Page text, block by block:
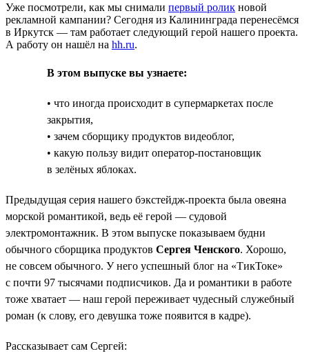
Уже посмотрели, как мы снимали первый ролик новой
рекламной кампании? Сегодня из Калининграда перенесёмся
в Иркутск — там работает следующий герой нашего проекта.
А работу он нашёл на hh.ru.
В этом выпуске вы узнаете:
• что иногда происходит в супермаркетах после
закрытия,
• зачем сборщику продуктов видеоблог,
• какую пользу видит оператор-постановщик
в зелёных яблоках.
Предыдущая серия нашего бэкстейдж-проекта была овеяна
морской романтикой, ведь её герой — судовой
электромонтажник. В этом выпуске показываем будни
обычного сборщика продуктов Сергея Ченского. Хорошо,
не совсем обычного. У него успешный блог на «ТикТоке»
с почти 97 тысячами подписчиков. Да и романтики в работе
тоже хватает — наш герой переживает чудесный служебный
роман (к слову, его девушка тоже появится в кадре).
Рассказывает сам Сергей: